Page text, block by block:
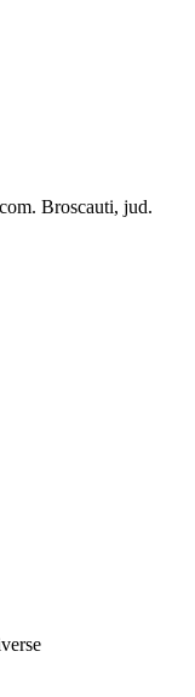
Broscauti, jud.